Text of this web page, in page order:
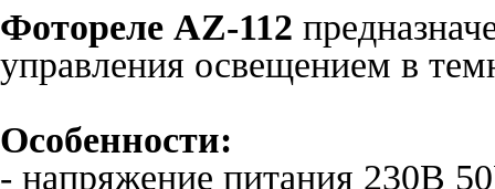
Фотореле AZ-112
управления освещением в
Особенности:
- напряжение питания 230B